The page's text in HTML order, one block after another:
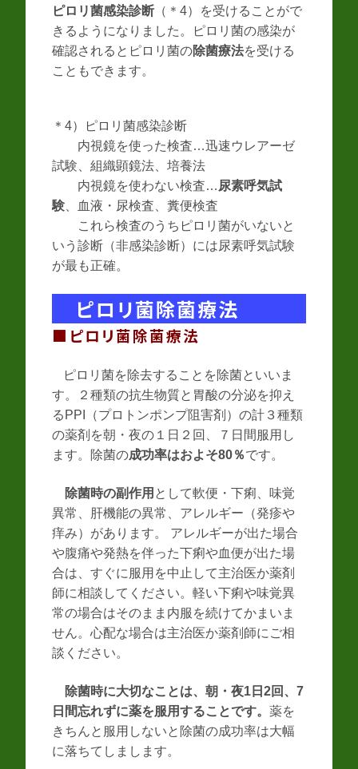
ピロリ菌感染診断（＊4）を受けることがで
きるようになりました。ピロリ菌の感染が
確認されるとピロリ菌の除菌療法を受ける
こともできます。
＊4）ピロリ菌感染診断
内視鏡を使った検査…迅速ウレアーゼ
試験、組織顕鏡法、培養法
内視鏡を使わない検査… 尿素呼気試
験、血液・尿検査、糞便検査
これら検査のうちピロリ菌がいないと
いう診断（非感染診断）には尿素呼気試験
が最も正確。
ピロリ菌除菌療法
■ピロリ菌除菌療法
ピロリ菌を除去することを除菌といいま
す。２種類の抗生物質と胃酸の分泌を抑え
るPPI（プロトンポンプ阻害剤）の計３種類
の薬剤を朝・夜の１日２回、７日間服用し
ます。除菌の成功率はおよそ80％です。
除菌時の副作用 として軟便・下痢、味覚
異常、肝機能の異常、アレルギー（発疹や
痒み）があります。 アレルギーが出た場合
や腹痛や発熱を伴った下痢や血便が出た場
合は、すぐに服用を中止して主治医か薬剤
師に相談してください。軽い下痢や味覚異
常の場合はそのまま内服を続けてかまいま
せん。心配な場合は主治医か薬剤師にご相
談ください。
除菌時に大切なことは、朝・夜1日2回、7
日間忘れずに薬を服用することです。 薬を
きちんと服用しないと除菌の成功率は大幅
に落ちてしまします。